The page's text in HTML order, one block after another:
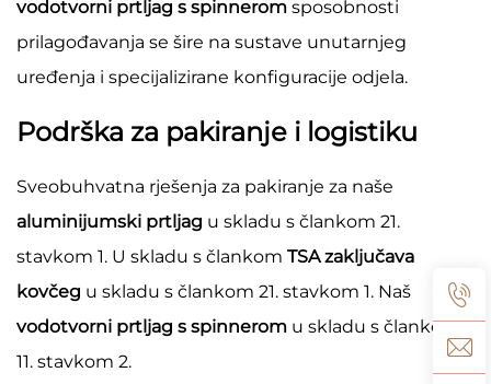
vodotvorni prtljag s spinnerom sposobnosti
prilagođavanja se šire na sustave unutarnjeg
uređenja i specijalizirane konfiguracije odjela.
Podrška za pakiranje i logistiku
Sveobuhvatna rješenja za pakiranje za naše
aluminijumski prtljag u skladu s člankom 21.
stavkom 1. U skladu s člankom TSA zaključava
kovčeg u skladu s člankom 21. stavkom 1. Naš
vodotvorni prtljag s spinnerom u skladu s člankom
11. stavkom 2.